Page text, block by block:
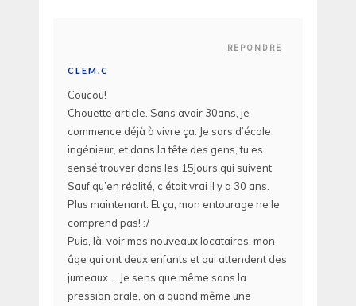
REPONDRE
CLEM.C
Coucou!
Chouette article. Sans avoir 30ans, je
commence déjà à vivre ça. Je sors d’école
ingénieur, et dans la tête des gens, tu es
sensé trouver dans les 15jours qui suivent.
Sauf qu’en réalité, c’était vrai il y a 30 ans.
Plus maintenant. Et ça, mon entourage ne le
comprend pas! :/
Puis, là, voir mes nouveaux locataires, mon
âge qui ont deux enfants et qui attendent des
jumeaux…. Je sens que même sans la
pression orale, on a quand même une